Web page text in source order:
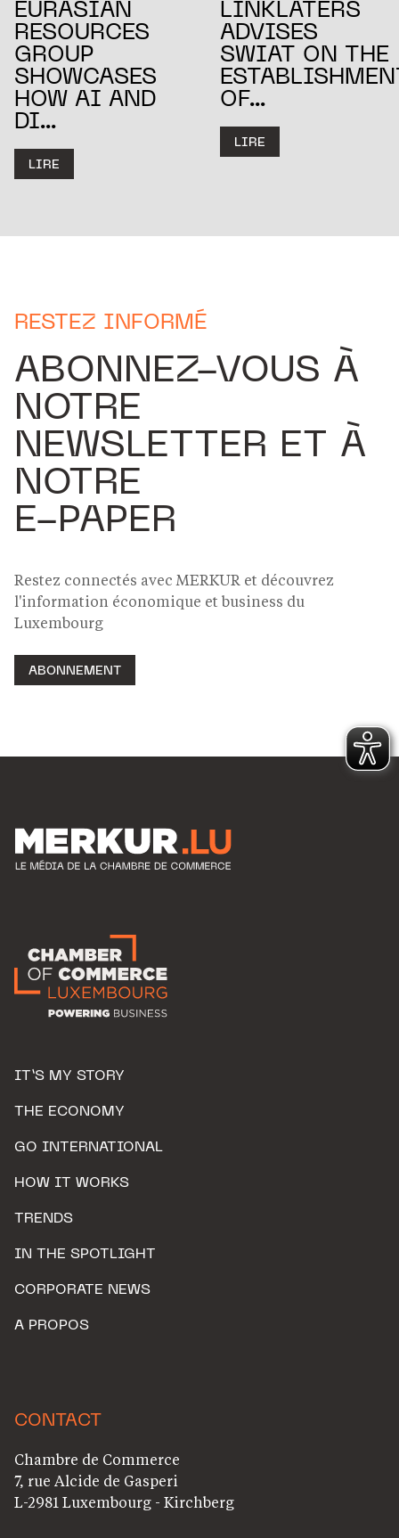
EURASIAN
RESOURCES
GROUP
SHOWCASES
HOW AI AND
DI...
LIRE
LINKLATERS
ADVISES
SWIAT ON THE
OF...
LIRE
RESTEZ INFORMÉ
ABONNEZ-VOUS À
NOTRE
NEWSLETTER ET À
NOTRE
E-PAPER
Restez connectés avec MERKUR et découvrez
l'information économique et business du
Luxembourg
ABONNEMENT
IT’S MY STORY
THE ECONOMY
GO INTERNATIONAL
HOW IT WORKS
TRENDS
IN THE SPOTLIGHT
CORPORATE NEWS
A PROPOS
CONTACT
Chambre de Commerce
7, rue Alcide de Gasperi
L-2981 Luxembourg - Kirchberg